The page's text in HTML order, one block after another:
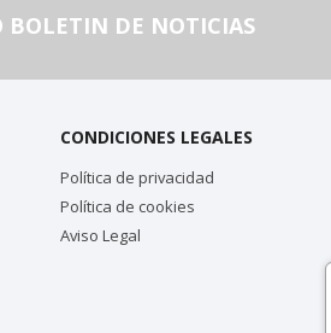
BOLETIN DE NOTICIAS
CONDICIONES LEGALES
Política de privacidad
Política de cookies
Aviso Legal